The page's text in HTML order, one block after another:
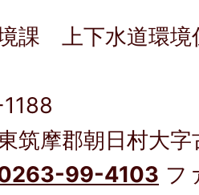
課 上下水道環境
筑摩郡朝日村大
99-4103 フ